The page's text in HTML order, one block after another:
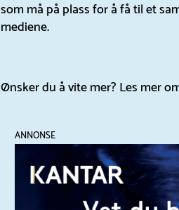
som må på plass for å få til et
mediene.
Ønsker du å vite mer? Les mer
ANNONSE